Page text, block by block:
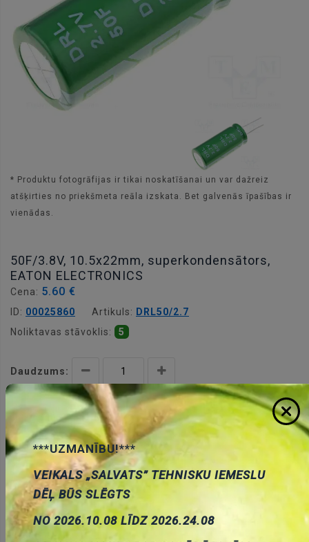
* Produktu fotogrāfijas ir tikai noskatīšanai un var dažreiz
atšķirties no priekšmeta reāla izskata. Bet galvenās īpašības ir
vienādas.
50F/3.8V, 10.5x22mm, superkondensātors,
EATON ELECTRONICS
Cena: 5.60 €
ID: 00025860 Artikuls: DRL50/2.7
Noliktavas stāvoklis:
5
Daudzums:
Pievienot grozam
Apraksts
***UZMANĪBU!***
VEIKALS „SALVATS” TEHNISKU IEMESLU
DĒĻ BŪS SLĒGTS
NO 2026.10.08 LĪDZ 2026.24.08